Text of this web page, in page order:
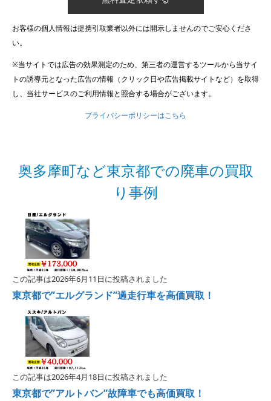
お客様の個人情報は提携引取業者以外には開示しませんのでご安心くださ
い。
※当サイトでは広告の効果測定のため、第三者の運営するツールから当サイ
トの誘導元となった広告の情報（クリック日や広告掲載サイトなど）を取得
し、当社サービスのご利用情報と照合する場合がございます。
プライバシーポリシーはこちら
奥多摩町など東京都での廃車の買取
り事例
この記事は2026年6月11日に投稿されました
東京都で”エルグランド”過走行車を高価買取！
この記事は2026年4月18日に投稿されました
東京都で”アルトバン”故障車でも高価買取！